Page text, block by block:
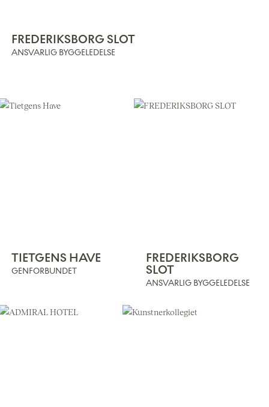
FREDERIKSBORG SLOT
ANSVARLIG BYGGELEDELSE
TIETGENS HAVE
GENFORBUNDET
FREDERIKSBORG
SLOT
ANSVARLIG BYGGELEDELSE